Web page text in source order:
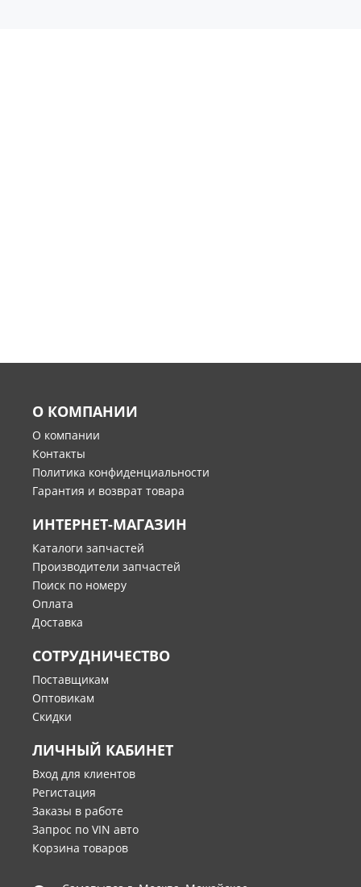
О КОМПАНИИ
О компании
Контакты
Политика конфиденциальности
Гарантия и возврат товара
ИНТЕРНЕТ-МАГАЗИН
Каталоги запчастей
Производители запчастей
Поиск по номеру
Оплата
Доставка
СОТРУДНИЧЕСТВО
Поставщикам
Оптовикам
Скидки
ЛИЧНЫЙ КАБИНЕТ
Вход для клиентов
Регистация
Заказы в работе
Запрос по VIN авто
Корзина товаров